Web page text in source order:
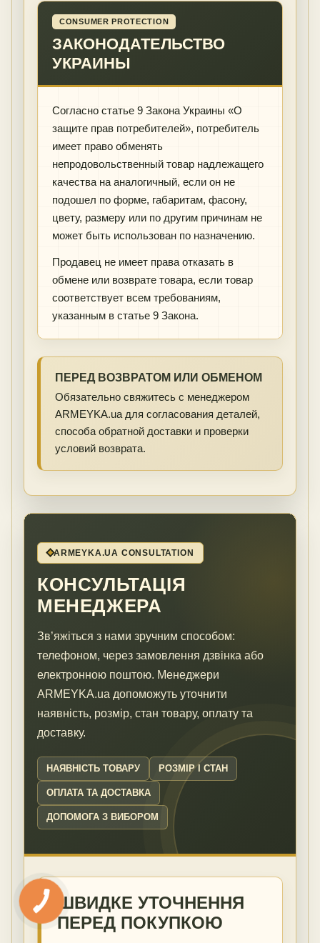
CONSUMER PROTECTION
ЗАКОНОДАТЕЛЬСТВО
УКРАИНЫ
Согласно статье 9 Закона Украины «О
защите прав потребителей», потребитель
имеет право обменять
непродовольственный товар надлежащего
качества на аналогичный, если он не
подошел по форме, габаритам, фасону,
цвету, размеру или по другим причинам не
может быть использован по назначению.
Продавец не имеет права отказать в
обмене или возврате товара, если товар
соответствует всем требованиям,
указанным в статье 9 Закона.
ПЕРЕД ВОЗВРАТОМ ИЛИ ОБМЕНОМ
Обязательно свяжитесь с менеджером
ARMEYKA.ua для согласования деталей,
способа обратной доставки и проверки
условий возврата.
ARMEYKA.UA CONSULTATION
КОНСУЛЬТАЦІЯ
МЕНЕДЖЕРА
Зв’яжіться з нами зручним способом:
телефоном, через замовлення дзвінка або
електронною поштою. Менеджери
ARMEYKA.ua допоможуть уточнити
наявність, розмір, стан товару, оплату та
доставку.
НАЯВНІСТЬ ТОВАРУ РОЗМІР І СТАН
ОПЛАТА ТА ДОСТАВКА
ДОПОМОГА З ВИБОРОМ
ШВИДКЕ УТОЧНЕННЯ
ПЕРЕД ПОКУПКОЮ